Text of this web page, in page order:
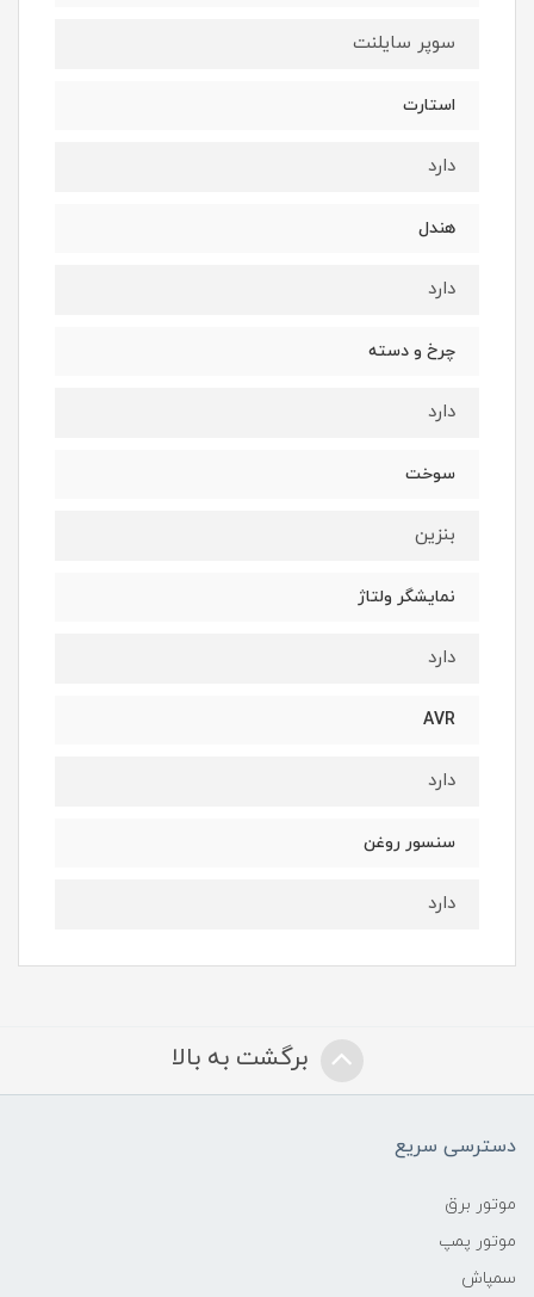
سوپر سایلنت
استارت
دارد
هندل
دارد
چرخ و دسته
دارد
سوخت
بنزین
نمایشگر ولتاژ
دارد
AVR
دارد
سنسور روغن
دارد
برگشت به بالا
دسترسی سریع
موتور برق
موتور پمپ
سمپاش